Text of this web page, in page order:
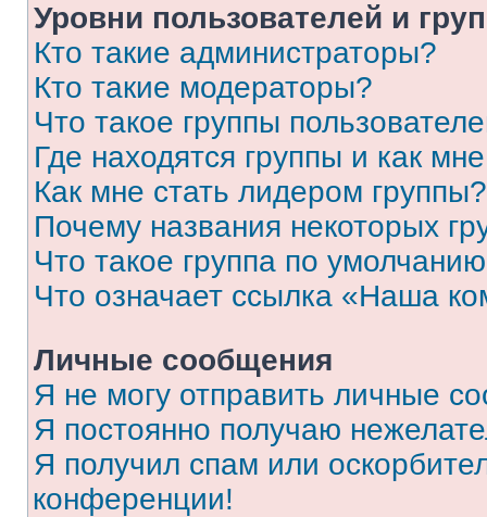
Уровни пользователей и
Кто такие администраторы?
Кто такие модераторы?
Что такое группы
Где находятся группы и как
Как мне стать лидером группы?
Почему названия некоторых
Что такое группа по
Что означает ссылка «Наша
Личные сообщения
Я не могу отправить личные
Я постоянно получаю
Я получил спам или
конференции!